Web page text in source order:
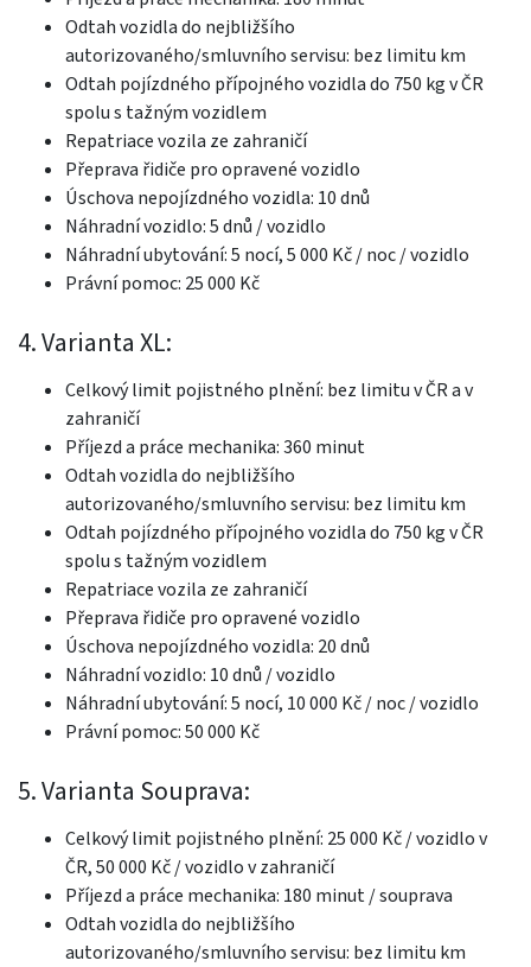
Odtah vozidla do nejbližšího
autorizovaného/smluvního servisu: bez limitu km
Odtah pojízdného přípojného vozidla do 750 kg v ČR
spolu s tažným vozidlem
Repatriace vozila ze zahraničí
Přeprava řidiče pro opravené vozidlo
Úschova nepojízdného vozidla: 10 dnů
Náhradní vozidlo: 5 dnů / vozidlo
Náhradní ubytování: 5 nocí, 5 000 Kč / noc / vozidlo
Právní pomoc: 25 000 Kč
4. Varianta XL:
Celkový limit pojistného plnění: bez limitu v ČR a v
zahraničí
Příjezd a práce mechanika: 360 minut
Odtah vozidla do nejbližšího
autorizovaného/smluvního servisu: bez limitu km
Odtah pojízdného přípojného vozidla do 750 kg v ČR
spolu s tažným vozidlem
Repatriace vozila ze zahraničí
Přeprava řidiče pro opravené vozidlo
Úschova nepojízdného vozidla: 20 dnů
Náhradní vozidlo: 10 dnů / vozidlo
Náhradní ubytování: 5 nocí, 10 000 Kč / noc / vozidlo
Právní pomoc: 50 000 Kč
5. Varianta Souprava:
Celkový limit pojistného plnění: 25 000 Kč / vozidlo v
ČR, 50 000 Kč / vozidlo v zahraničí
Příjezd a práce mechanika: 180 minut / souprava
Odtah vozidla do nejbližšího
autorizovaného/smluvního servisu: bez limitu km